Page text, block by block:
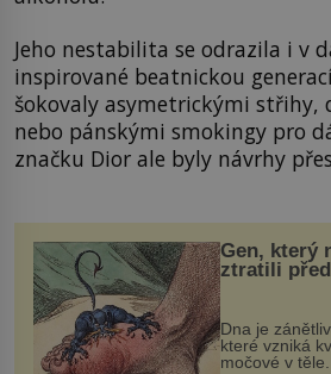
Jeho nestabilita se odrazila i v
inspirované beatnickou
šokovaly asymetrickými střihy,
nebo pánskými smokingy pro
značku Dior ale byly návrhy
Gen, který
ztratili
mohl
„nemoci
Dna je
které vzniká
močové v